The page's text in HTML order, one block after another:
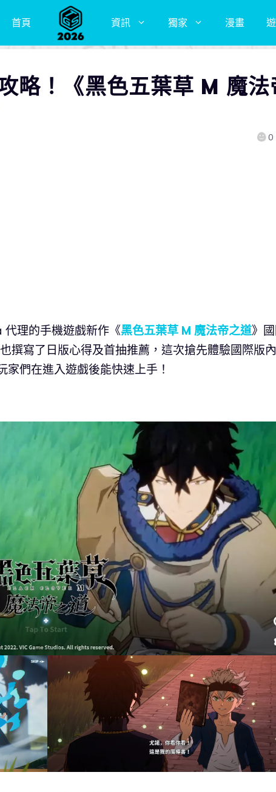
首頁 資訊 獨家 漫畫
略！《黑色五葉草 M 魔法
0
代理的手機遊戲新作《黑色五葉草 M 魔法帝之道》
撰寫了日版心得及首抽推薦，這次搶先體驗國際版內
們在進入遊戲後能快速上手！